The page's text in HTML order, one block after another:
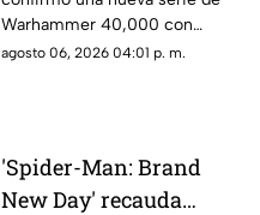
Warhammer 40,000 con
Henry Cavill como productor
agosto 06, 2026 04:01 p. m.
'Spider-Man: Brand
New Day' recauda